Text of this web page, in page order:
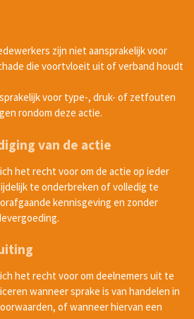
zijn niet aansprakelijk voor
die voortvloeit uit of verband houdt
voor type-, druk- of zetfouten
rondom deze actie.
van de actie
het recht voor om de actie op ieder
te onderbreken of volledig te
kennisgeving en zonder
het recht voor om deelnemers uit te
wanneer sprake is van handelen in
of wanneer hiervan een